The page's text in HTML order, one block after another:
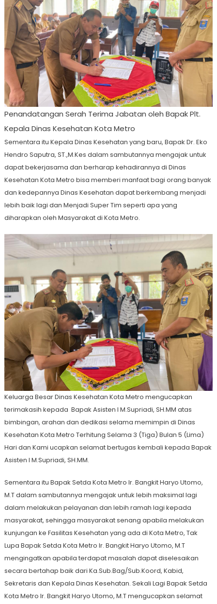
Penandatangan Serah Terima Jabatan oleh Bapak Plt.
Kepala Dinas Kesehatan Kota Metro
Sementara itu Kepala Dinas Kesehatan yang baru, Bapak Dr. Eko
Hendro Saputra, ST.,M.Kes dalam sambutannya mengajak untuk
dapat bekerjasama dan berharap kehadirannya di Dinas
Kesehatan Kota Metro bisa memberi manfaat bagi orang banyak
dan kedepannya Dinas Kesehatan dapat berkembang menjadi
lebih baik lagi dan Menjadi Super Tim seperti apa yang
diharapkan oleh Masyarakat di Kota Metro.
Keluarga Besar Dinas Kesehatan Kota Metro mengucapkan
terimakasih kepada Bapak Asisten I M.Supriadi, SH.MM atas
bimbingan, arahan dan dedikasi selama memimpin di Dinas
Kesehatan Kota Metro Terhitung Selama 3 (Tiga) Bulan 5 (Lima)
Hari dan Kami ucapkan selamat bertugas kembali kepada Bapak
Asisten I M.Supriadi, SH.MM.
Sementara itu Bapak Setda Kota Metro Ir. Bangkit Haryo Utomo,
M.T dalam sambutannya mengajak untuk lebih maksimal lagi
dalam melakukan pelayanan dan lebih ramah lagi kepada
masyarakat, sehingga masyarakat senang apabila melakukan
kunjungan ke Fasilitas Kesehatan yang ada di Kota Metro, Tak
Lupa Bapak Setda Kota Metro Ir. Bangkit Haryo Utomo, M.T
mengingatkan apabila terdapat masalah dapat diselesaikan
secara bertahap baik dari Ka.Sub.Bag/Sub.Koord, Kabid,
Sekretaris dan Kepala Dinas Kesehatan. Sekali Lagi Bapak Setda
Kota Metro Ir. Bangkit Haryo Utomo, M.T mengucapkan selamat